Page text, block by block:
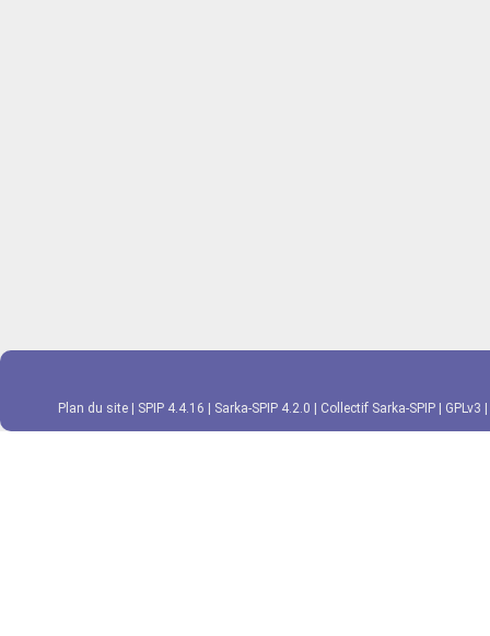
Plan du site SPIP 4.4.16 Sarka-SPIP 4.2.0 Collectif Sarka-SPIP GPLv3